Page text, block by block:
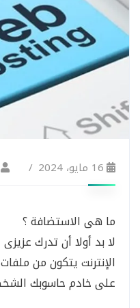
16 مايو، 2024
ما هى الاستضافة ؟
لا بد أولا أن تدرك
الإنترنت يتكون من
على خادم حاسوبك